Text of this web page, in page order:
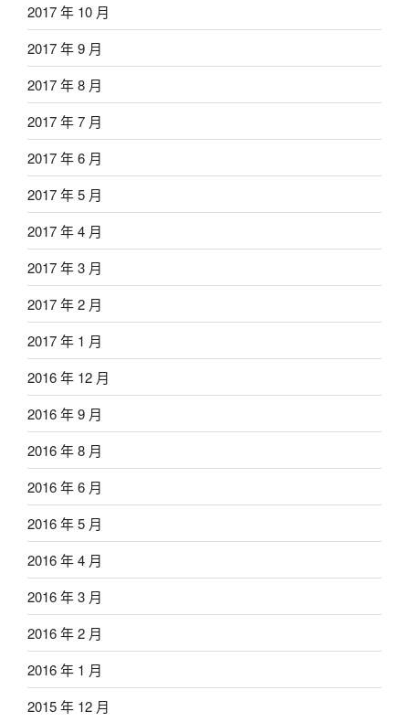
2017 年 10 月
2017 年 9 月
2017 年 8 月
2017 年 7 月
2017 年 6 月
2017 年 5 月
2017 年 4 月
2017 年 3 月
2017 年 2 月
2017 年 1 月
2016 年 12 月
2016 年 9 月
2016 年 8 月
2016 年 6 月
2016 年 5 月
2016 年 4 月
2016 年 3 月
2016 年 2 月
2016 年 1 月
2015 年 12 月